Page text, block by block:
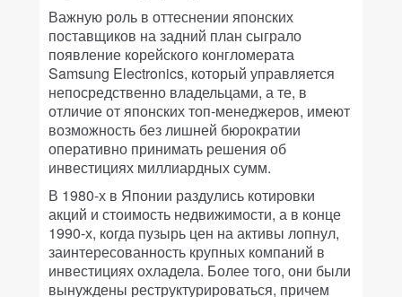
Важную роль в оттеснении японских
поставщиков на задний план сыграло
появление корейского конгломерата
Samsung Electronics, который управляется
непосредственно владельцами, а те, в
отличие от японских топ-менеджеров, имеют
возможность без лишней бюрократии
оперативно принимать решения об
инвестициях миллиардных сумм.
В 1980-х в Японии раздулись котировки
акций и стоимость недвижимости, а в конце
1990-х, когда пузырь цен на активы лопнул,
заинтересованность крупных компаний в
инвестициях охладела. Более того, они были
вынуждены реструктурироваться, причем